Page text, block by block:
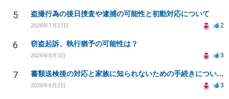
5 盗撮行為の後日捜査や逮捕の可能性と初動対応について
2026年7月27日 2
6 窃盗起訴、執行猶予の可能性は？
2026年8月3日 3
7 書類送検後の対応と家族に知られないための手続きについて相談
2026年8月2日 3